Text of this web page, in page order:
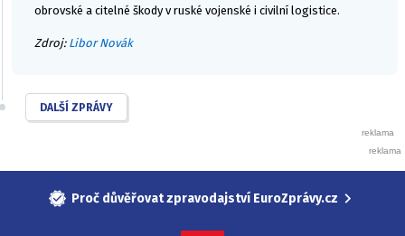
obrovské a citelné škody v ruské vojenské i civilní logistice.
Zdroj: Libor Novák
DALŠÍ ZPRÁVY
Proč důvěřovat zpravodajství EuroZprávy.cz